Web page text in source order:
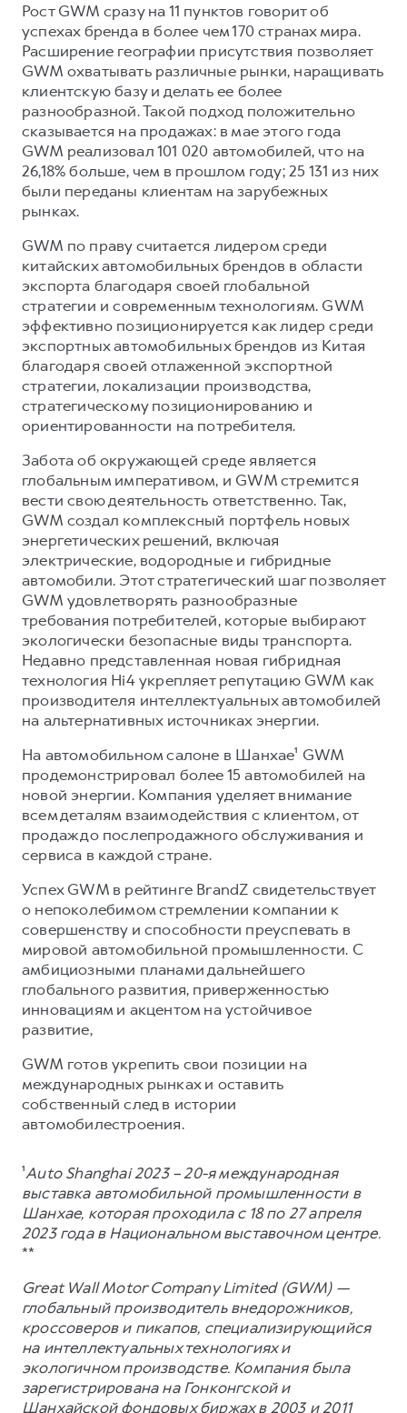
Рост GWM сразу на 11 пунктов говорит об
успехах бренда в более чем 170 странах мира.
Расширение географии присутствия позволяет
GWM охватывать различные рынки, наращивать
клиентскую базу и делать ее более
разнообразной. Такой подход положительно
сказывается на продажах: в мае этого года
GWM реализовал 101 020 автомобилей, что на
26,18% больше, чем в прошлом году; 25 131 из них
были переданы клиентам на зарубежных
рынках.
GWM по праву считается лидером среди
китайских автомобильных брендов в области
экспорта благодаря своей глобальной
стратегии и современным технологиям. GWM
эффективно позиционируется как лидер среди
экспортных автомобильных брендов из Китая
благодаря своей отлаженной экспортной
стратегии, локализации производства,
стратегическому позиционированию и
ориентированности на потребителя.
Забота об окружающей среде является
глобальным императивом, и GWM стремится
вести свою деятельность ответственно. Так,
GWM создал комплексный портфель новых
энергетических решений, включая
электрические, водородные и гибридные
автомобили. Этот стратегический шаг позволяет
GWM удовлетворять разнообразные
требования потребителей, которые выбирают
экологически безопасные виды транспорта.
Недавно представленная новая гибридная
технология Hi4 укрепляет репутацию GWM как
производителя интеллектуальных автомобилей
на альтернативных источниках энергии.
На автомобильном салоне в Шанхае¹ GWM
продемонстрировал более 15 автомобилей на
новой энергии. Компания уделяет внимание
всем деталям взаимодействия с клиентом, от
продаж до послепродажного обслуживания и
сервиса в каждой стране.
Успех GWM в рейтинге BrandZ свидетельствует
о непоколебимом стремлении компании к
совершенству и способности преуспевать в
мировой автомобильной промышленности. С
амбициозными планами дальнейшего
глобального развития, приверженностью
инновациям и акцентом на устойчивое
развитие,
GWM готов укрепить свои позиции на
международных рынках и оставить
собственный след в истории
автомобилестроения.
¹Auto Shanghai 2023 – 20-я международная
выставка автомобильной промышленности в
Шанхае, которая проходила с 18 по 27 апреля
2023 года в Национальном выставочном центре.
**
Great Wall Motor Company Limited (GWM) —
глобальный производитель внедорожников,
кроссоверов и пикапов, специализирующийся
на интеллектуальных технологиях и
экологичном производстве. Компания была
зарегистрирована на Гонконгской и
Шанхайской фондовых биржах в 2003 и 2011